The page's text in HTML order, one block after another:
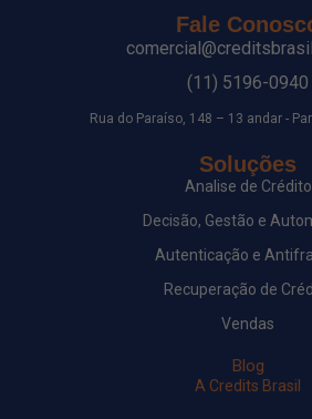
Fale
(11) 5196-0940
Rua do Paraíso, 148 – 13 andar -
Soluções
Analise de Crédito
Decisão, Gestão e
Autenticação e
Recuperação de
Vendas
Blog
A Credits Brasil